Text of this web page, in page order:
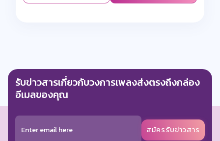
รับข่าวสารเกี่ยวกับวงการเพลงส่งตรงถึงกล่อง
อีเมลของคุณ
สมัครรับข่าวสาร